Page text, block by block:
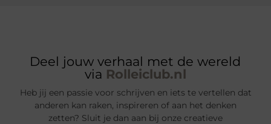
Deel jouw verhaal met de wereld
via Rolleiclub.nl
Heb jij een passie voor schrijven en iets te vertellen dat
anderen kan raken, inspireren of aan het denken
zetten? Sluit je dan aan bij onze creatieve